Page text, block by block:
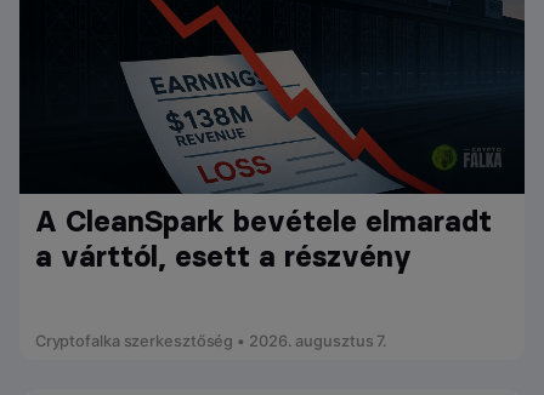
A CleanSpark bevétele elmaradt
a várttól, esett a részvény
Cryptofalka szerkesztőség • 2026. augusztus 7.